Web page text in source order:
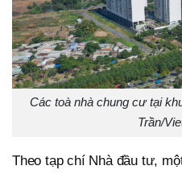
Các toà nhà chung cư tại
Trần/
Theo tạp chí Nhà đầu tư,